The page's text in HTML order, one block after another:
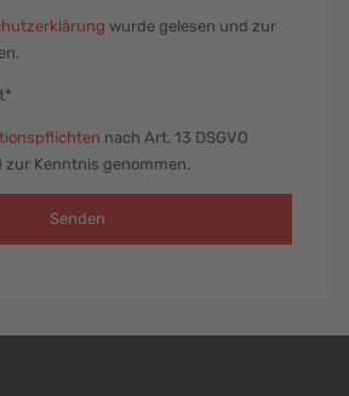
wurde gelesen und zur
nach Art. 13 DSGVO
zur Kenntnis genommen.
Senden